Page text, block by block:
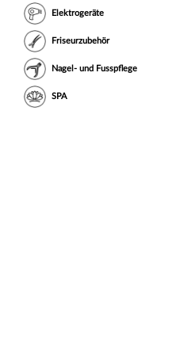
Elektrogeräte
Friseurzubehör
Nagel- und Fusspflege
SPA